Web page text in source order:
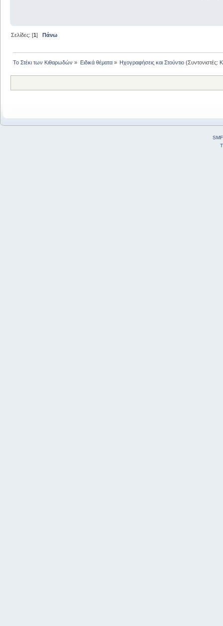
Σελίδες: [1] Πάνω
Το Στέκι των Κιθαρωδών » Ειδικά θέματα» Ηχογραφήσεις και Στούντιο(Συντονιστές: